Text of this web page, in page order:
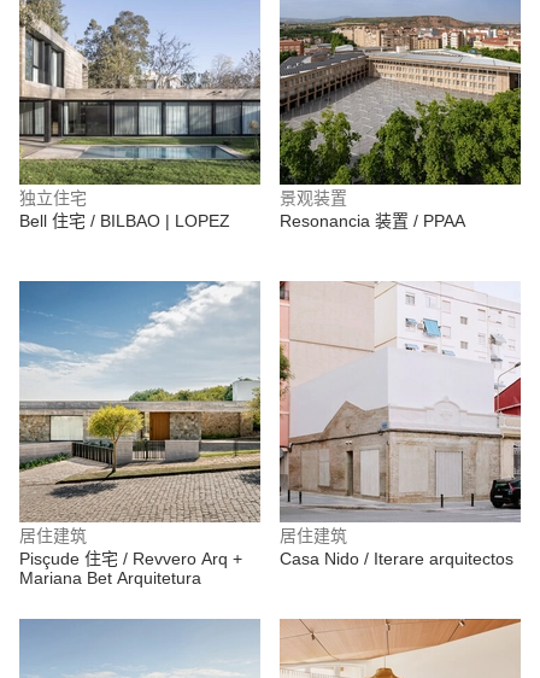
独立住宅
Bell 住宅 / BILBAO | LOPEZ
景观装置
Resonancia 装置 / PPAA
居住建筑
Pisçude 住宅 / Revvero Arq +
Mariana Bet Arquitetura
居住建筑
Casa Nido / Iterare arquitectos